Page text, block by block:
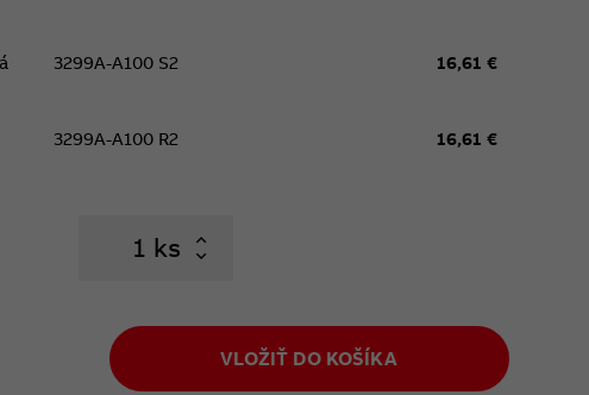
3299A-A100 S2 16,61 €
3299A-A100 R2 16,61 €
ks
VLOŽIŤ DO KOŠÍKA